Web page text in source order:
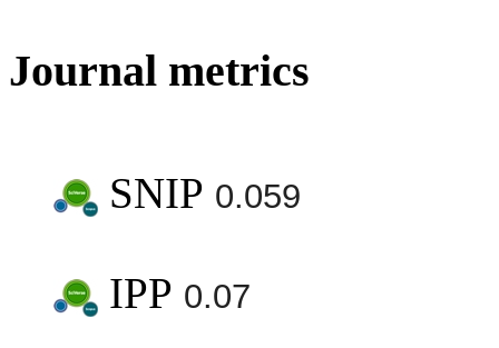
Journal metrics
SNIP 0.059
IPP 0.07